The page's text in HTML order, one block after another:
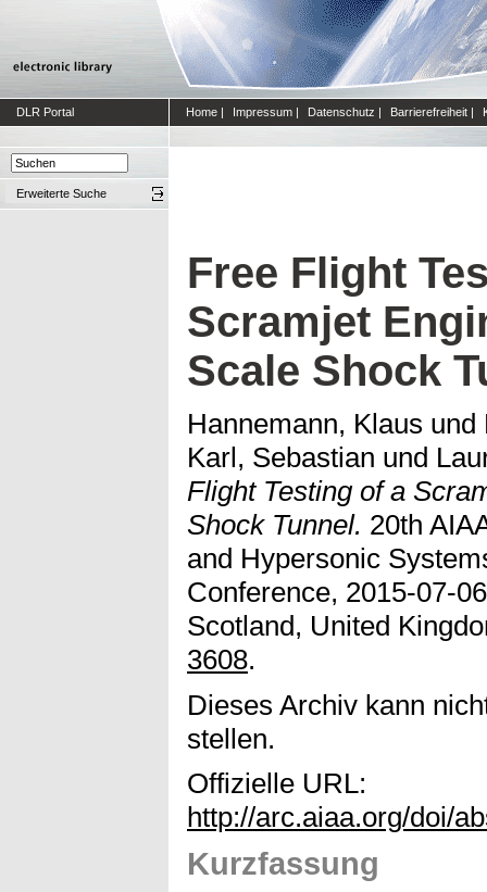
DLR Portal Home | Impressum | Datenschutz | Barrierefreiheit |
Erweiterte Suche
Free Flight
Scramjet
Scale Shock
Hannemann, Klaus und
Karl, Sebastian und
Flight Testing of a
Shock Tunnel. 20th
and Hypersonic
Conference, 2015-07-
Scotland, United
3608.
Dieses Archiv kann
stellen.
Offizielle URL:
http://arc.aiaa.org/doi/
Kurzfassung